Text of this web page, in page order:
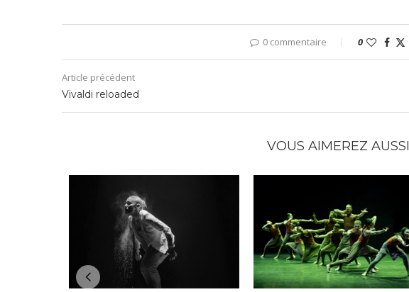
0 commentaire 0
Article précédent
Vivaldi reloaded
VOUS AIMEREZ AUSSI